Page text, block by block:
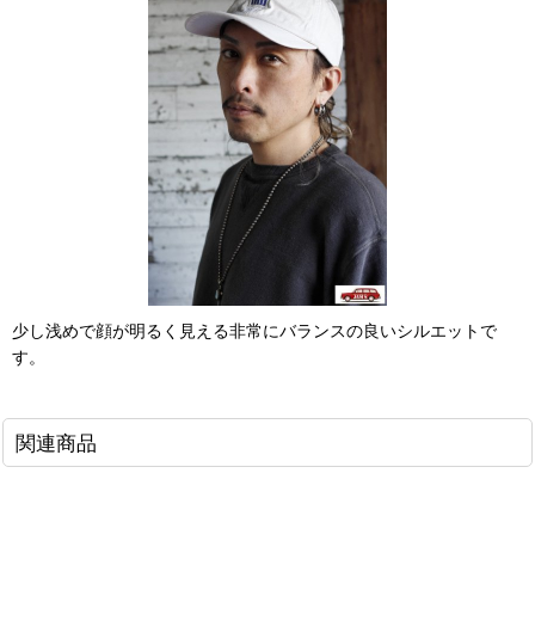
少し浅めで顔が明るく見える非常にバランスの良いシルエットで
す。
関連商品